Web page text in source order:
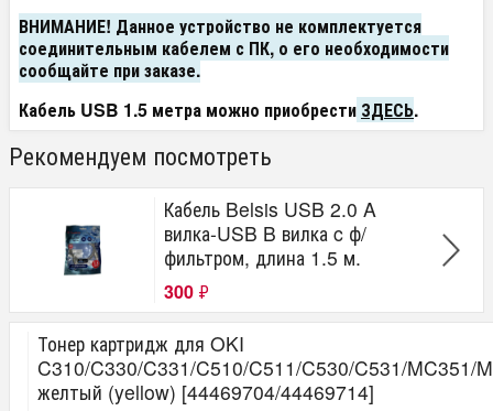
ВНИМАНИЕ! Данное устройство не комплектуется
соединительным кабелем с ПК, о его необходимости
сообщайте при заказе.
Кабель USB 1.5 метра можно приобрести ЗДЕСЬ.
Рекомендуем посмотреть
Кабель Belsis USB 2.0 A
вилка-USB B вилка c ф/
фильтром, длина 1.5 м.
300 ₽
Тонер картридж для OKI
C310/C330/C331/C510/C511/C530/C531/MC351/
желтый (yellow) [44469704/44469714]